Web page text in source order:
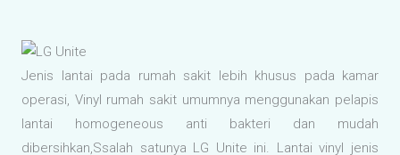
Jenis lantai pada rumah sakit lebih khusus pada kamar
operasi, Vinyl rumah sakit umumnya menggunakan pelapis
lantai homogeneous anti bakteri dan mudah
dibersihkan,Ssalah satunya LG Unite ini. Lantai vinyl jenis